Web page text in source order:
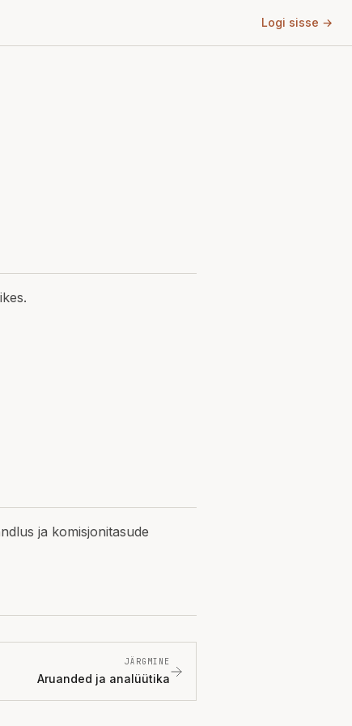
Logi sisse →
ja komisjonitasude
JÄRGMINE
Aruanded ja analüütika